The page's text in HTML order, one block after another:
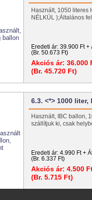
Használt, 1050 literes
NÉLKÜL );Általános
Eredeti ár: 39.900 Ft +
(Br. 50.673 Ft)
Akciós ár: 36.000
(Br. 45.720 Ft)
6.3. <*> 1000
Használt, IBC ballon,
szállítjuk ki, csak
Eredeti ár: 4.990 Ft +
(Br. 6.337 Ft)
Akciós ár: 4.500
(Br. 5.715 Ft)